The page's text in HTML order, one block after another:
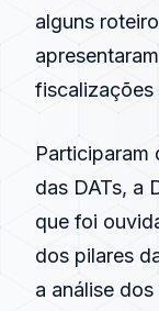
alguns
fiscalizações
Participaram
das DATs, a
que foi
dos pilares
a análise